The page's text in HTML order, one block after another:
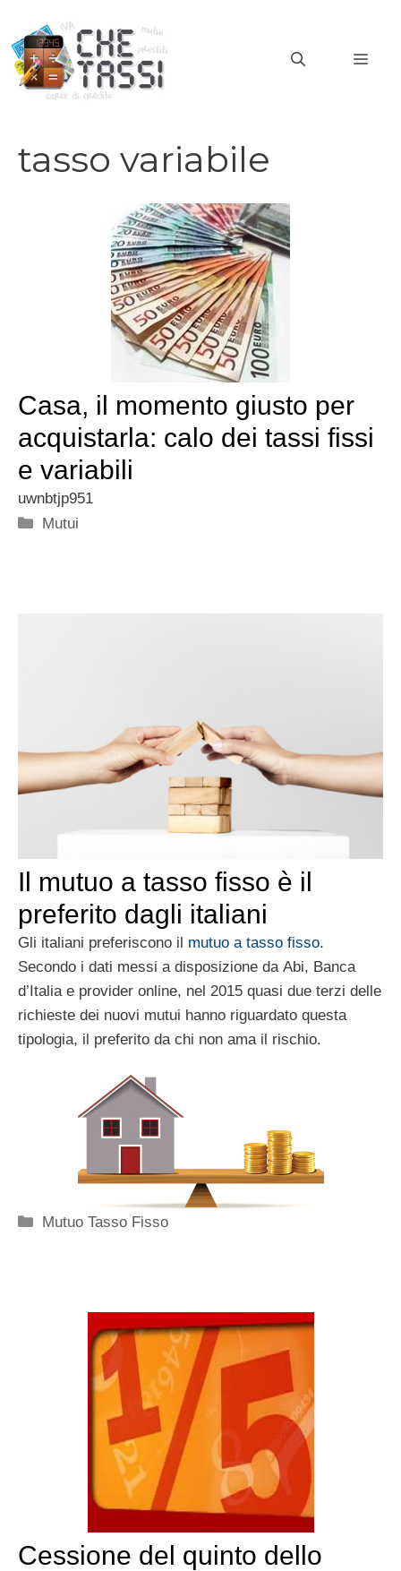
contenuto
tasso variabile
Casa, il momento giusto per
acquistarla: calo dei tassi fissi
e variabili
uwnbtjp951
Categorie
Mutui
Il mutuo a tasso fisso è il
preferito dagli italiani
Gli italiani preferiscono il mutuo a tasso fisso.
Secondo i dati messi a disposizione da Abi, Banca
d’Italia e provider online, nel 2015 quasi due terzi delle
richieste dei nuovi mutui hanno riguardato questa
tipologia, il preferito da chi non ama il rischio.
Categorie
Mutuo Tasso Fisso
Cessione del quinto dello